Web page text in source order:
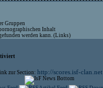
Gruppen
Inhalt
werden kann. (Links)
zur Section: http://scores.isf-clan.net